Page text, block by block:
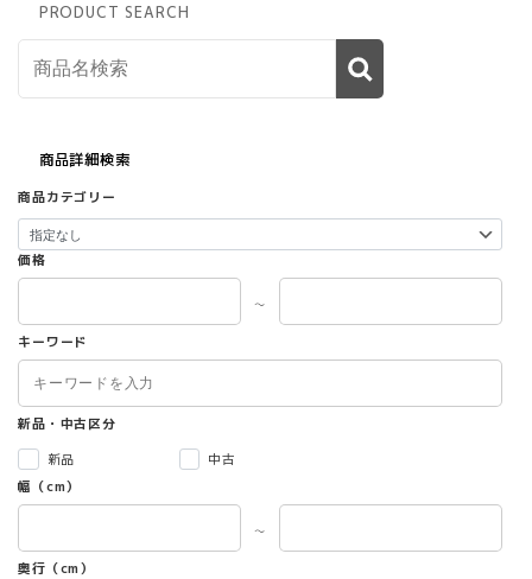
PRODUCT SEARCH
商品詳細検索
商品カテゴリー
価格
～
キーワード
新品・中古区分
新品
中古
幅（cm）
～
奥行（cm）